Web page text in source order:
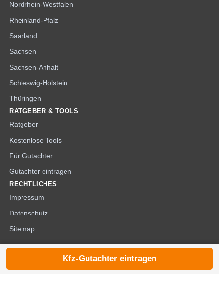
Nordrhein-Westfalen
Rheinland-Pfalz
Saarland
Sachsen
Sachsen-Anhalt
Schleswig-Holstein
Thüringen
RATGEBER & TOOLS
Ratgeber
Kostenlose Tools
Für Gutachter
Gutachter eintragen
RECHTLICHES
Impressum
Datenschutz
Sitemap
© 2026 die-kfzgutachter.de |
Kfz-Gutachter eintragen